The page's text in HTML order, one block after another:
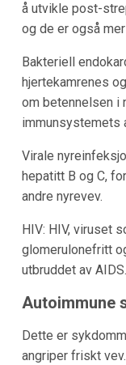
å utvikle post-
og de er også
Bakteriell
hjertekamrenes
om betennelsen i
immunsystemets
Virale
hepatitt B og C,
andre nyrevev.
HIV: HIV, viruset
glomerulonefritt
utbruddet av AIDS.
Autoimmune
Dette er
angriper friskt